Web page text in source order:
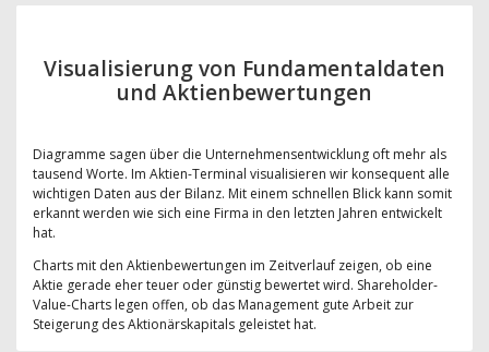
Visualisierung von Fundamentaldaten
und Aktienbewertungen
Diagramme sagen über die Unternehmensentwicklung oft mehr als
tausend Worte. Im Aktien-Terminal visualisieren wir konsequent alle
wichtigen Daten aus der Bilanz. Mit einem schnellen Blick kann somit
erkannt werden wie sich eine Firma in den letzten Jahren entwickelt
hat.
Charts mit den Aktienbewertungen im Zeitverlauf zeigen, ob eine
Aktie gerade eher teuer oder günstig bewertet wird. Shareholder-
Value-Charts legen offen, ob das Management gute Arbeit zur
Steigerung des Aktionärskapitals geleistet hat.